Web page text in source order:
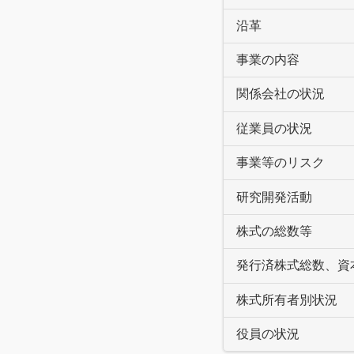
沿革
事業の内容
関係会社の状況
従業員の状況
事業等のリスク
研究開発活動
株式の総数等
発行済株式総数、資
株式所有者別状況
役員の状況